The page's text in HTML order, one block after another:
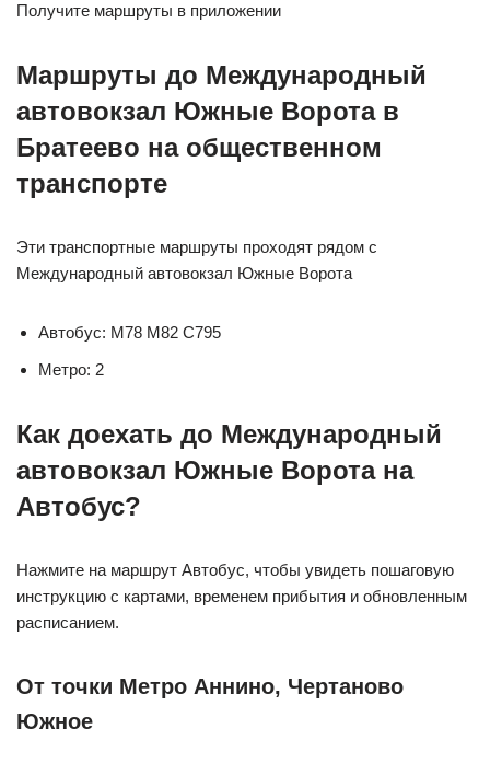
Получите маршруты в приложении
Маршруты до Международный
автовокзал Южные Ворота в
Братеево на общественном
транспорте
Эти транспортные маршруты проходят рядом с
Международный автовокзал Южные Ворота
Автобус: М78 М82 С795
Метро: 2
Как доехать до Международный
автовокзал Южные Ворота на
Автобус?
Нажмите на маршрут Автобус, чтобы увидеть пошаговую
инструкцию с картами, временем прибытия и обновленным
расписанием.
От точки Метро Аннино, Чертаново
Южное